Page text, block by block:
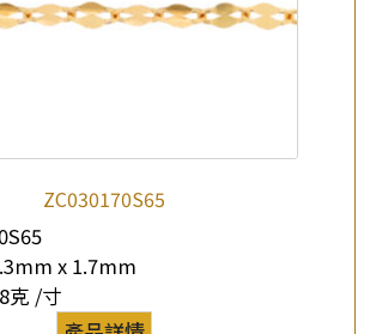
ZC030170S65
x 1.7mm
克 /寸
電話